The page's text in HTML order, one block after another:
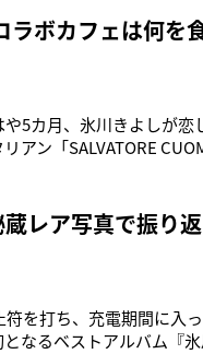
りボカフェは何を
5カ月、氷川きよしが
アン「SALVATORE
した店内にはKiinaブー
レア写真で振り
を打ち、充電期間に入
なるベストアルバム『